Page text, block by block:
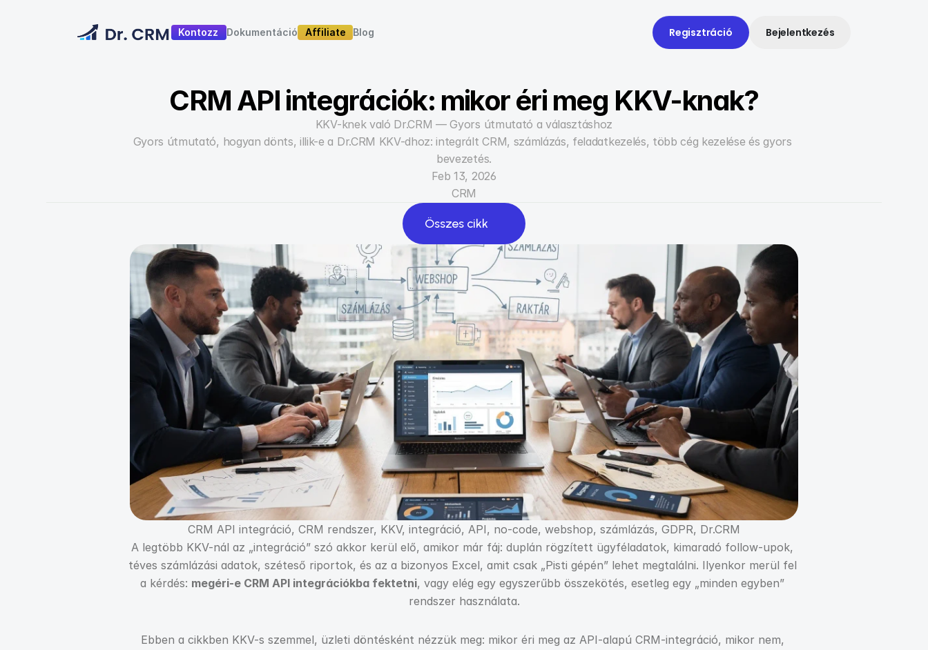
Kontozz
Dokumentáció
Affiliate
Blog
Regisztráció Bejelentkezés
CRM API integrációk: mikor éri meg KKV-knak?
KKV-knek való Dr.CRM — Gyors útmutató a választáshoz
Gyors útmutató, hogyan dönts, illik-e a Dr.CRM KKV-dhoz: integrált CRM, számlázás, feladatkezelés, több cég kezelése és gyors
bevezetés.
Feb 13, 2026
CRM
Összes cikk
Összes cikk
CRM API integráció, CRM rendszer, KKV, integráció, API, no-code, webshop, számlázás, GDPR, Dr.CRM
A legtöbb KKV-nál az „integráció” szó akkor kerül elő, amikor már fáj: duplán rögzített ügyféladatok, kimaradó follow-upok,
téves számlázási adatok, széteső riportok, és az a bizonyos Excel, amit csak „Pisti gépén” lehet megtalálni. Ilyenkor merül fel
a kérdés: megéri-e CRM API integrációkba fektetni, vagy elég egy egyszerűbb összekötés, esetleg egy „minden egyben”
rendszer használata.
Ebben a cikkben KKV-s szemmel, üzleti döntésként nézzük meg: mikor éri meg az API-alapú CRM-integráció, mikor nem,